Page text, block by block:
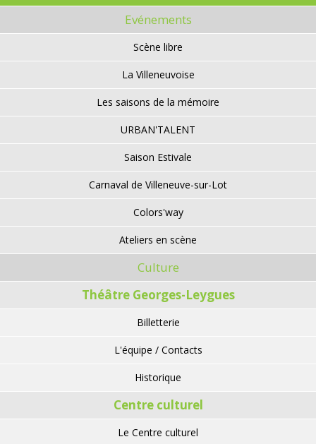
Evénements
Scène libre
La Villeneuvoise
Les saisons de la mémoire
URBAN'TALENT
Saison Estivale
Carnaval de Villeneuve-sur-Lot
Colors'way
Ateliers en scène
Culture
Théâtre Georges-Leygues
Billetterie
L'équipe / Contacts
Historique
Centre culturel
Le Centre culturel